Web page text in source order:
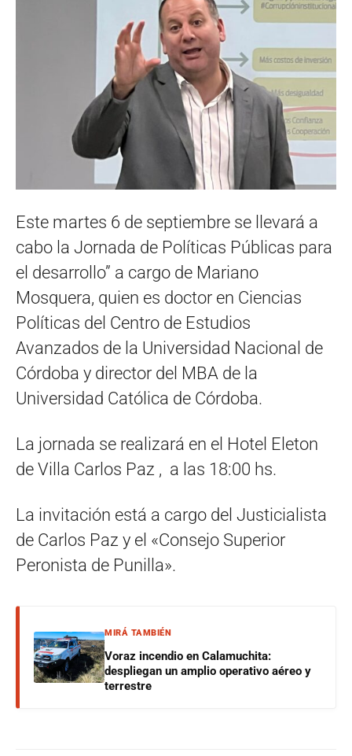
Este martes 6 de septiembre se llevará a
cabo la Jornada de Políticas Públicas para
el desarrollo” a cargo de Mariano
Mosquera, quien es doctor en Ciencias
Políticas del Centro de Estudios
Avanzados de la Universidad Nacional de
Córdoba y director del MBA de la
Universidad Católica de Córdoba.
La jornada se realizará en el Hotel Eleton
de Villa Carlos Paz , a las 18:00 hs.
La invitación está a cargo del Justicialista
de Carlos Paz y el «Consejo Superior
Peronista de Punilla».
MIRÁ TAMBIÉN
Voraz incendio en Calamuchita:
despliegan un amplio operativo aéreo y
terrestre